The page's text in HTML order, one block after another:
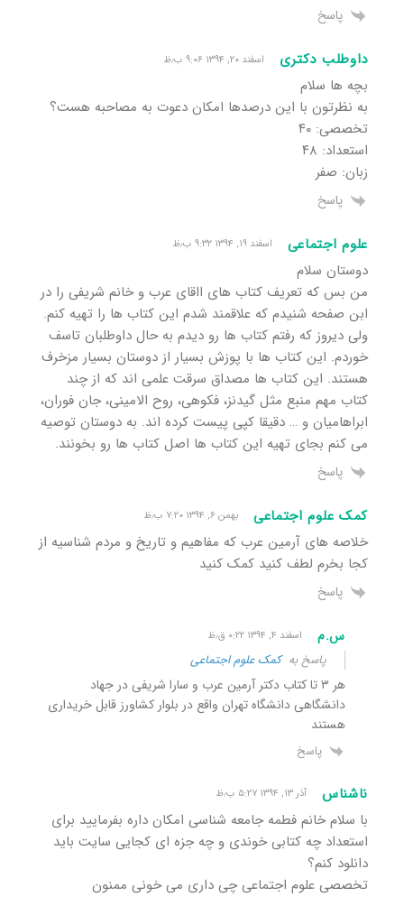
پاسخ
داوطلب دکتری اسفند ۲۰, ۱۳۹۴ ۹:۰۶ ب٫ظ
بچه ها سلام
به نظرتون با این درصدها امکان دعوت به مصاحبه هست؟
تخصصی: ۴۰
استعداد: ۴۸
زبان: صفر
پاسخ
علوم اجتماعی اسفند ۱۹, ۱۳۹۴ ۹:۳۲ ب٫ظ
دوستان سلام
من بس که تعریف کتاب های ااقای عرب و خانم شریفی را در
ابن صفحه شنیدم که علاقمند شدم این کتاب ها را تهیه کنم.
ولی دیروز که رفتم کتاب ها رو دیدم به حال داوطلبان تاسف
خوردم. این کتاب ها با پوزش بسیار از دوستان بسیار مزخرف
هستند. این کتاب ها مصداق سرقت علمی اند که از چند
کتاب مهم منبع مثل گیدنز، فکوهی، روح الامینی، جان فوران،
ابراهامیان و … دقیقا کپی پیست کرده اند. به دوستان توصیه
می کنم بجای تهیه این کتاب ها اصل کتاب ها رو بخونند.
پاسخ
کمک علوم اجتماعی بهمن ۶, ۱۳۹۴ ۷:۲۰ ب٫ظ
خلاصه های آرمین عرب که مفاهیم و تاریخ و مردم شناسیه از
کجا بخرم لطف کنید کمک کنید
پاسخ
س.م اسفند ۴, ۱۳۹۴ ۰:۲۲ ق٫ظ
پاسخ بهکمک علوم اجتماعی
هر ۳ تا کتاب دکتر آرمین عرب و سارا شریفی در جهاد
دانشگاهی دانشگاه تهران واقع در بلوار کشاورز قابل خریداری
هستند
پاسخ
ناشناس آذر ۱۳, ۱۳۹۴ ۵:۲۷ ب٫ظ
با سلام خانم فطمه جامعه شناسی امکان داره بفرمایید برای
استعداد چه کتابی خوندی و چه جزه ای کجایی سایت باید
دانلود کنم؟
تخصصی علوم اجتماعی چی داری می خونی ممنون